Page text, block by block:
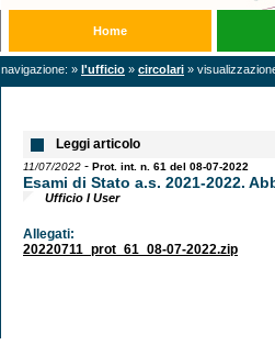
Home
navigazione: » l'ufficio » circolari »
Leggi articolo
11/07/2022 - Prot. int. n. 61 del 08-07-2022
Esami di Stato a.s. 2021-2022.
Ufficio I User
Allegati:
20220711_prot_61_08-07-2022.zip